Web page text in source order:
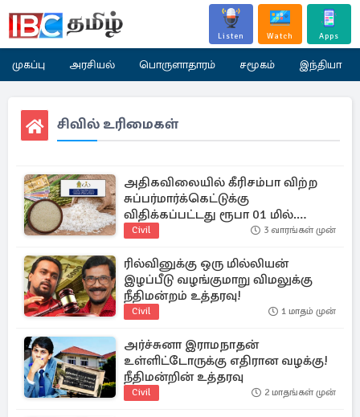
Listen Watch Apps
முகப்பு அரசியல் பொருளாதாரம் சமூகம் இந்தியா
சிவில் உரிமைகள்
அதிகவிலையில் கீரிசம்பா விற்ற
சுப்பர்மார்க்கெட்டுக்கு
விதிக்கப்பட்டது ரூபா 01 மில்.
அபராதம்
Civil 3 வாரங்கள் முன்
ரில்வினுக்கு ஒரு மில்லியன்
இழப்பீடு வழங்குமாறு விமலுக்கு
நீதிமன்றம் உத்தரவு!
Civil 1 மாதம் முன்
அர்ச்சுனா இராமநாதன்
உள்ளிட்டோருக்கு எதிரான வழக்கு!
நீதிமன்றின் உத்தரவு
Civil 2 மாதங்கள் முன்